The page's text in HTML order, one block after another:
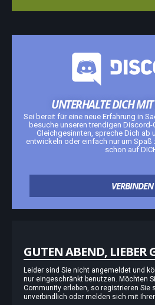
UNTERHALTE DICH
Sei bereit für eine neue Erfahrung in
besuche unseren trendigen Discord-
Gleichgesinnten, spreche Dich ab
entwickeln oder einfach nur um Spaß
schon auf
VERBINDEN
GUTEN ABEND, LIEBER
Leider sind Sie nicht angemeldet und
nur eingeschränkt benutzen. Möchten
Community erleben, so registrieren Sie
unverbindlich oder melden sich mit